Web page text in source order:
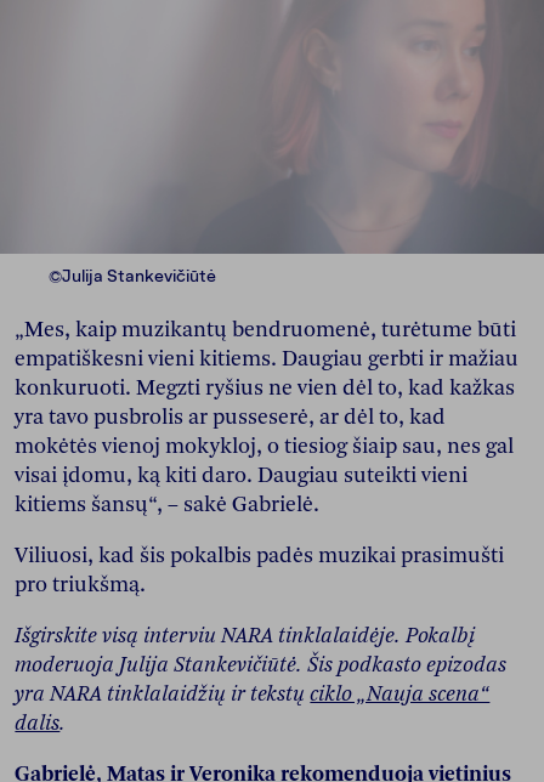
©Julija Stankevičiūtė
„Mes, kaip muzikantų bendruomenė, turėtume būti
empatiškesni vieni kitiems. Daugiau gerbti ir mažiau
konkuruoti. Megzti ryšius ne vien dėl to, kad kažkas
yra tavo pusbrolis ar pusseserė, ar dėl to, kad
mokėtės vienoj mokykloj, o tiesiog šiaip sau, nes gal
visai įdomu, ką kiti daro. Daugiau suteikti vieni
kitiems šansų“, – sakė Gabrielė.
Viliuosi, kad šis pokalbis padės muzikai prasimušti
pro triukšmą.
Išgirskite visą interviu NARA tinklalaidėje. Pokalbį
moderuoja Julija Stankevičiūtė. Šis podkasto epizodas
yra NARA tinklalaidžių ir tekstųciklo „Nauja scena“
dalis.
Gabrielė, Matas ir Veronika rekomenduoja vietinius